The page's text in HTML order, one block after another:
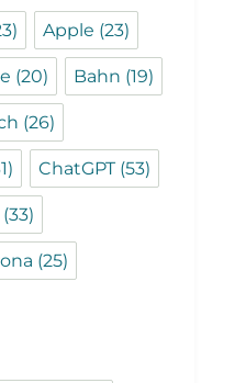
Apple (23)
(20) Bahn (19)
(26)
ChatGPT(53)
(33)
(25)